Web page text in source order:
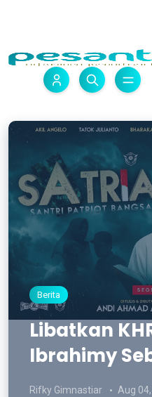
Berita
Libatkan
Ibrahimy
Pemeran,
Rifky Gimnastiar Aug